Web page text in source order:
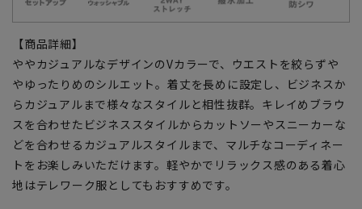
【商品詳細】
ややカジュアルなデザインのVカラーで、ウエストを絞らずや
やゆったりめのシルエット。着丈を長めに設定し、ビジネスか
らカジュアルまで様々なスタイルと相性抜群。キレイめブラウ
スを合わせたビジネススタイルからカットソーやスニーカーな
どを合わせるカジュアルスタイルまで、マルチなコーディネー
トをお楽しみいただけます。軽やかでリラックス感のある着心
地はテレワーク服としてもおすすめです。